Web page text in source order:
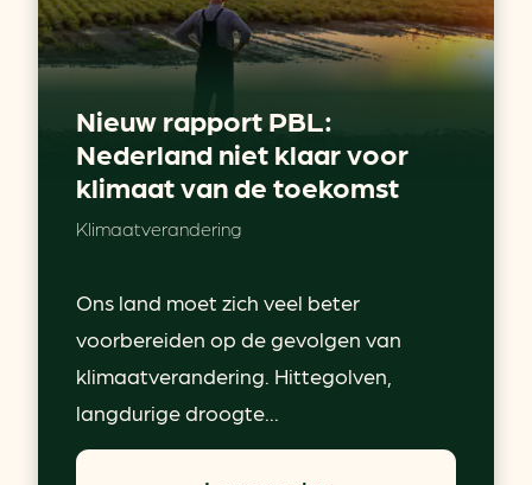
Nieuw rapport PBL:
Nederland niet klaar voor
klimaat van de toekomst
Klimaatverandering
Ons land moet zich veel beter
voorbereiden op de gevolgen van
klimaatverandering. Hittegolven,
langdurige droogte...